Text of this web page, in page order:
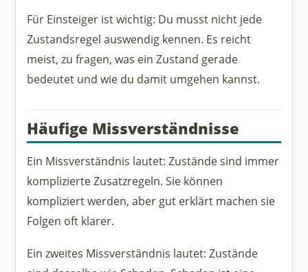
Für Einsteiger ist wichtig: Du musst nicht jede
Zustandsregel auswendig kennen. Es reicht
meist, zu fragen, was ein Zustand gerade
bedeutet und wie du damit umgehen kannst.
Häufige Missverständnisse
Ein Missverständnis lautet: Zustände sind immer
komplizierte Zusatzregeln. Sie können
kompliziert werden, aber gut erklärt machen sie
Folgen oft klarer.
Ein zweites Missverständnis lautet: Zustände